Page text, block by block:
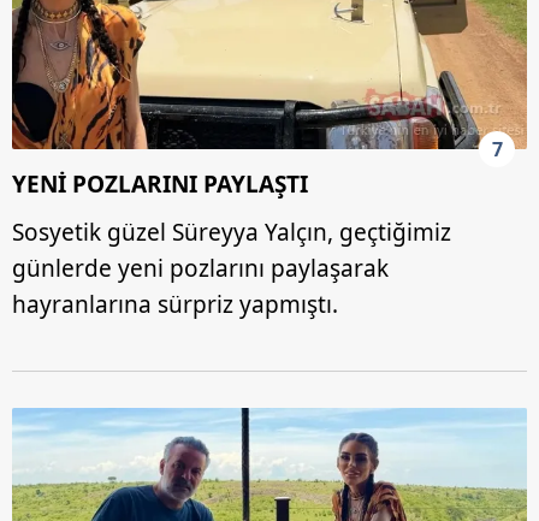
7
YENİ POZLARINI PAYLAŞTI
Sosyetik güzel Süreyya Yalçın, geçtiğimiz
günlerde yeni pozlarını paylaşarak
hayranlarına sürpriz yapmıştı.